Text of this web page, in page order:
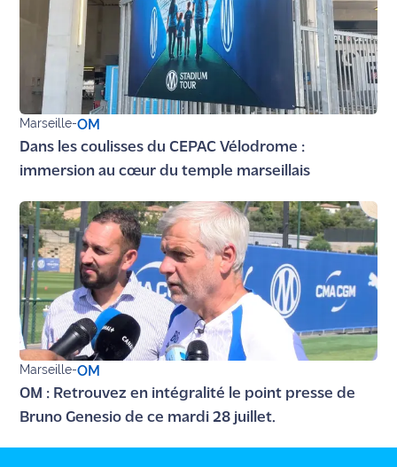
Qui
sommes
nous ?
Devenir
annonceur
Recrutement
légales
Conditions
générales
d'utilisation du
site maritima.fr
Archives
Marseille-OM
Dans les coulisses du CEPAC Vélodrome :
immersion au cœur du temple marseillais
Marseille-OM
OM : Retrouvez en intégralité le point presse de
Bruno Genesio de ce mardi 28 juillet.